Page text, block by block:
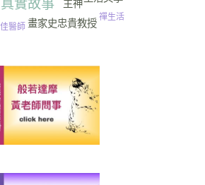
真實故事
畫家史忠貴教授
主神
醫師
禪生活